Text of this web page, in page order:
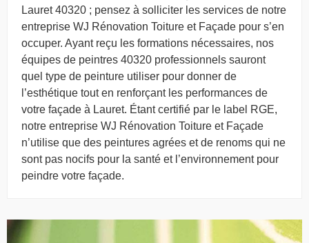
Lauret 40320 ; pensez à solliciter les services de notre
entreprise WJ Rénovation Toiture et Façade pour s’en
occuper. Ayant reçu les formations nécessaires, nos
équipes de peintres 40320 professionnels sauront
quel type de peinture utiliser pour donner de
l’esthétique tout en renforçant les performances de
votre façade à Lauret. Étant certifié par le label RGE,
notre entreprise WJ Rénovation Toiture et Façade
n’utilise que des peintures agrées et de renoms qui ne
sont pas nocifs pour la santé et l’environnement pour
peindre votre façade.